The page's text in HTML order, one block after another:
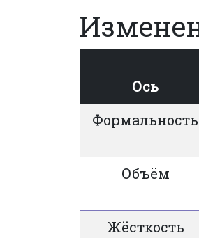
Ось
Формальность
Объём
Жёсткость